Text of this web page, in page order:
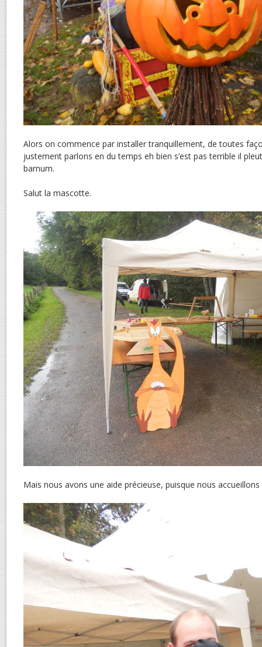
Alors on commence par installer tranquillement, de toutes
justement parlons en du temps eh bien s’est pas terrible il
barnum.
Salut la mascotte.
Mais nous avons une aide précieuse, puisque nous accueillons